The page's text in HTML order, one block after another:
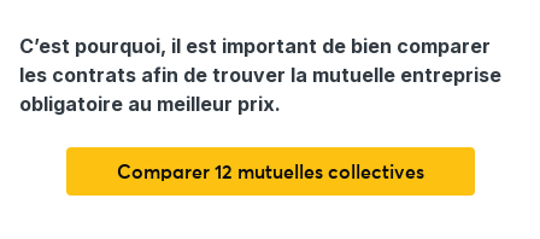
C’est pourquoi, il est important de bien comparer
les contrats afin de trouver la mutuelle entreprise
obligatoire au meilleur prix.
Comparer 12 mutuelles collectives